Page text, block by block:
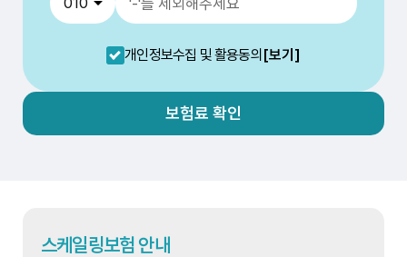
개인정보수집 및 활용동의 [보기]
보험료 확인
스케일링보험 안내